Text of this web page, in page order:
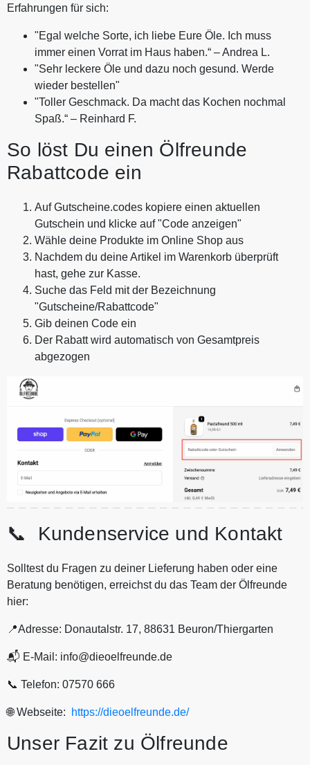
Erfahrungen für sich:
"Egal welche Sorte, ich liebe Eure Öle. Ich muss
immer einen Vorrat im Haus haben.“ – Andrea L.
"Sehr leckere Öle und dazu noch gesund. Werde
wieder bestellen"
"Toller Geschmack. Da macht das Kochen nochmal
Spaß.“ – Reinhard F.
So löst Du einen Ölfreunde
Rabattcode ein
Auf Gutscheine.codes kopiere einen aktuellen
Gutschein und klicke auf "Code anzeigen"
Wähle deine Produkte im Online Shop aus
Nachdem du deine Artikel im Warenkorb überprüft
hast, gehe zur Kasse.
Suche das Feld mit der Bezeichnung
"Gutscheine/Rabattcode"
Gib deinen Code ein
Der Rabatt wird automatisch von Gesamtpreis
abgezogen
📞 Kundenservice und Kontakt
Solltest du Fragen zu deiner Lieferung haben oder eine
Beratung benötigen, erreichst du das Team der Ölfreunde
hier:
📍Adresse: Donautalstr. 17, 88631 Beuron/Thiergarten
📬 E-Mail: info@dieoelfreunde.de
📞 Telefon: 07570 666
🌐 Webseite: https://dieoelfreunde.de/
Unser Fazit zu Ölfreunde